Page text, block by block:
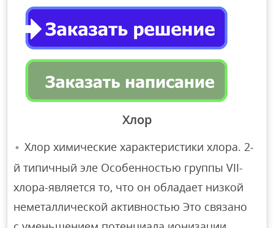
Хлор
Хлор химические характеристики хлора. 2-
й типичный эле Особенностью группы VII-
хлора-является то, что он обладает низкой
неметаллической активностью Это связано